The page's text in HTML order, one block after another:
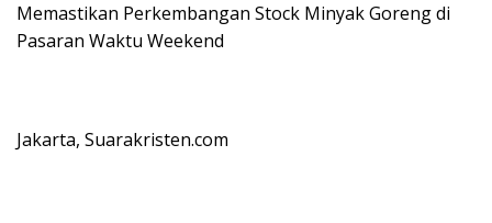
Memastikan Perkembangan Stock Minyak Goreng di
Pasaran Waktu Weekend
Jakarta, Suarakristen.com